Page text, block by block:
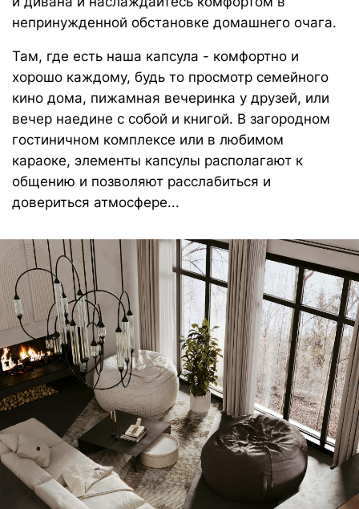
повышает градус комфорта, позволяет
расслабить мышцы, адаптируется к
всей площади изделия в процессе отдыха
мебели держать форму плавно погружая
в изделие, сохраняет презентабельный
внешний вид на протяжении всего срока
службы
Съемные чехлы могут служить как
незаменимым функциональным элементом для
гостиничных комплексов и мест отдыха и
общения с постоянным пребыванием
посетителей (рекомендовано для Хорека)
Сменный чехол
Также возможность заменить чехол служит
эмоциональным элементом для тех, кто любит
свободу выбора настроения и легко меняет
пространство вокруг не изменяя себе. Меняйте
настроение и атмосферу своего пространства
лишь сменив чехол на другой!
дает еще больше тепла и мягкости